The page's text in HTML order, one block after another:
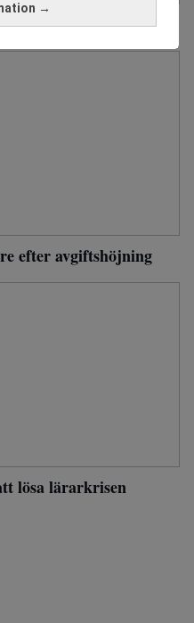
→
för stöld
efter avgiftshöjning
lösa lärarkrisen